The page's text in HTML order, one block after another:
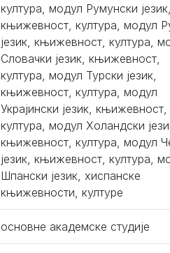
култура, модул Румунски
књижевност, култура, модул
језик, књижевност, култура,
Словачки језик, књижевност,
култура, модул Турски језик,
књижевност, култура, модул
Украјински језик, књижевност,
култура, модул Холандски
књижевност, култура, модул
језик, књижевност, култура,
Шпански језик, хиспанске
књижевности, културе
основне академске студије